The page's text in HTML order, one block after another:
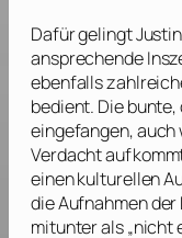
Dafür gelingt
ansprechende
ebenfalls
bedient. Die
eingefangen, auch
Verdacht
einen kulturellen
die Aufnahmen
mitunter als „nicht